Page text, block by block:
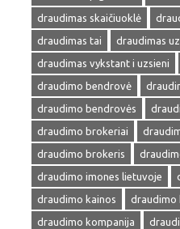
draudimas skaičiuoklė
draudimas tai
draudimas
draudimas vykstant i uzsieni
draudimo bendrovė
draudimo bendrovės
draudimo brokeriai
draudimo brokeris
draudimo imones lietuvoje
draudimo kainos
draudimo
draudimo kompanija